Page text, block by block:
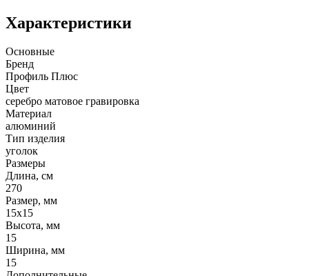
Характеристики
Основные
Бренд
Профиль Плюс
Цвет
серебро матовое гравировка
Материал
алюминий
Тип изделия
уголок
Размеры
Длина, см
270
Размер, мм
15х15
Высота, мм
15
Ширина, мм
15